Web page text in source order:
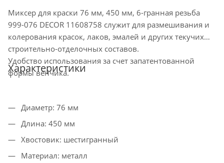
Миксер для краски 76 мм, 450 мм, 6-гранная резьба
999-076 DECOR 11608758 служит для размешивания и
колерования красок, лаков, эмалей и других текучих
строительно-отделочных составов.
Удобство использования за счет запатентованной
формы венчика.
Характеристики
Диаметр: 76 мм
Длина: 450 мм
Хвостовик: шестигранный
Материал: металл